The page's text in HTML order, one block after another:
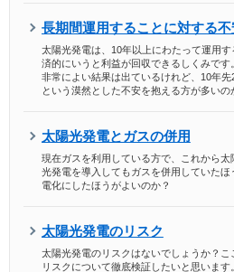
長期間運用することに対する不
太陽光発電は、10年以上にわたって運用
済的にいうと利益が回収できるしくみで
非常によい結果は出ているけれど、10年
という漠然とした不安を抱える方が多いの
太陽光発電とガスの併用
現在ガスを利用している方で、これから
光発電を導入してもガスを併用していた
電化にしたほうがよいのか？
太陽光発電のリスク
太陽光発電のリスクはないでしょうか？
リスクについて徹底検証したいと思います。